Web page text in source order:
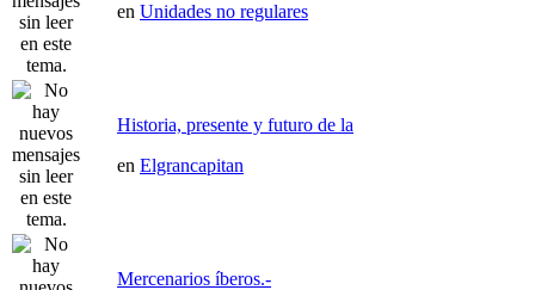
en Unidades no regulares
Historia, presente y futuro de la
en Elgrancapitan
Mercenarios íberos.-